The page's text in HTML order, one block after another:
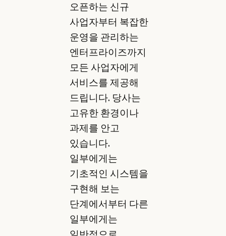
오픈하는 신규
사업자부터 복잡한
운영을 관리하는
엔터프라이즈까지
모든 사업자에게
서비스를 제공해
드립니다. 당사는
고유한 환경이나
과제를 안고
있습니다.
일부에게는
기초적인 시스템을
구현해 보는
단계에서부터 다른
일부에게는